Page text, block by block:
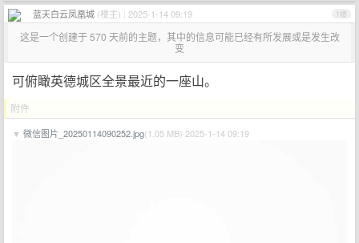
蓝天白云凤凰城 (楼主) 2025-1-14 09:19 1楼
这是一个创建于 570 天前的主题，其中的信息可能已经有所发展或是发生改
变
可俯瞰英德城区全景最近的一座山。
附件
▼ 微信图片_20250114090252.jpg(1.05 MB) 2025-1-14 09:19